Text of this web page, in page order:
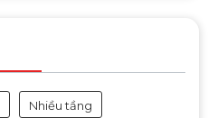
Nhiều tầng